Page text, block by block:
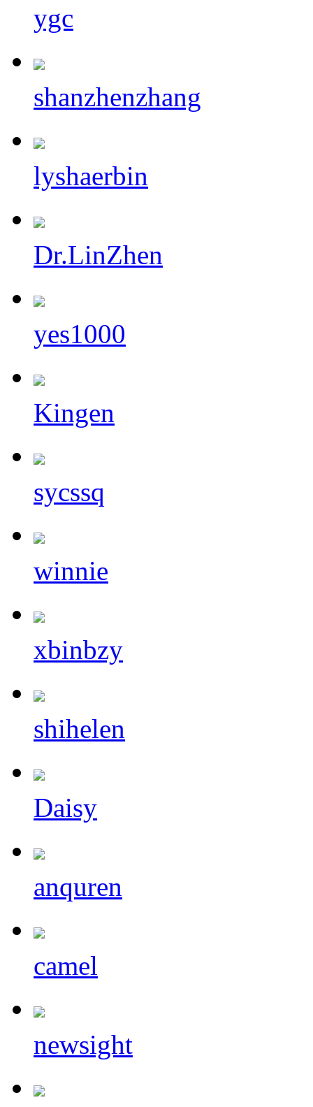
ygc
shanzhenzhang
lyshaerbin
Dr.LinZhen
yes1000
Kingen
sycssq
winnie
xbinbzy
shihelen
Daisy
anquren
camel
newsight